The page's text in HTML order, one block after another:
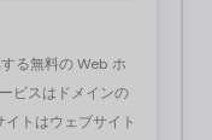
る無料の Web ホ
ビスはドメインの
トはウェブサイト